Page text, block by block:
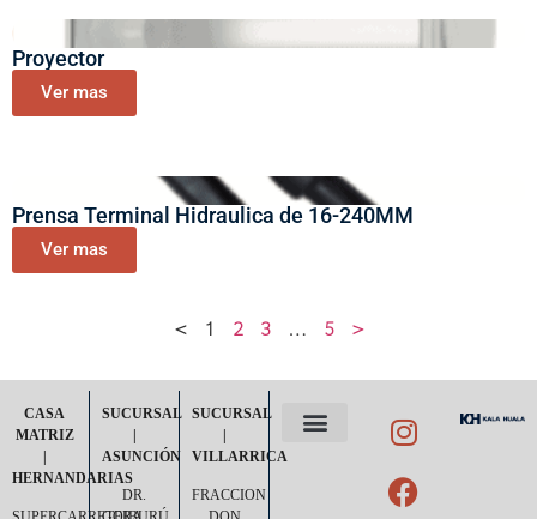
Proyector
Ver mas
Prensa Terminal Hidraulica de 16-240MM
Ver mas
< 1 2 3 … 5 >
CASA
MATRIZ
|
HERNANDARIAS
SUCURSAL
|
ASUNCIÓN
DR.
SUCURSAL
|
VILLARRICA
FRACCION